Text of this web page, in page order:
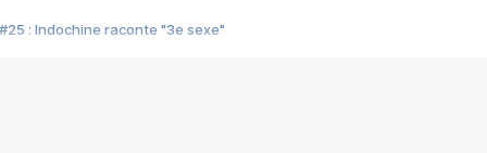
#25 : Indochine raconte "3e sexe"